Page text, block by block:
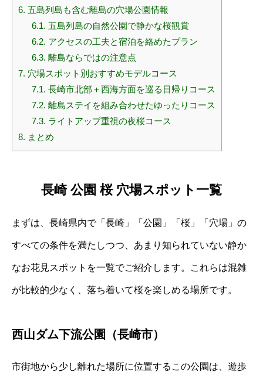
6. 五島列島も含む離島の穴場公園情報
6.1. 五島列島の自然公園で静かな桜観賞
6.2. アクセスの工夫と宿泊を絡めたプラン
6.3. 離島ならではの注意点
7. 穴場スポット別おすすめモデルコース
7.1. 長崎市北部＋西海方面を巡る日帰りコース
7.2. 離島ステイを組み合わせたゆったりコース
7.3. ライトアップ重視の夜桜コース
8. まとめ
長崎 公園 桜 穴場スポット一覧
まずは、長崎県内で「長崎」「公園」「桜」「穴場」の
すべての条件を満たしつつ、あまり知られていない静か
なお花見スポットを一覧でご紹介します。これらは混雑
が比較的少なく、落ち着いて桜を楽しめる場所です。
西山ダム下流公園（長崎市）
市街地から少し離れた場所に位置するこの公園は、遊歩